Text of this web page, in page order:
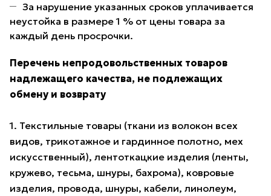
За нарушение указанных сроков уплачивается
неустойка в размере 1 % от цены товара за
каждый день просрочки.
Перечень непродовольственных товаров
надлежащего качества, не подлежащих
обмену и возврату
1. Текстильные товары (ткани из волокон всех
видов, трикотажное и гардинное полотно, мех
искусственный), лентоткацкие изделия (ленты,
кружево, тесьма, шнуры, бахрома), ковровые
изделия, провода, шнуры, кабели, линолеум,